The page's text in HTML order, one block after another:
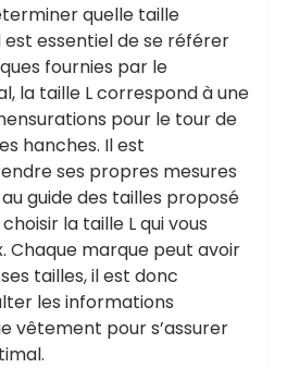
quelle taille
est essentiel de se référer
fournies par le
la taille L correspond à une
pour le tour de
hanches. Il est
ses propres mesures
guide des tailles proposé
la taille L qui vous
Chaque marque peut avoir
tailles, il est donc
les informations
vêtement pour s’assurer